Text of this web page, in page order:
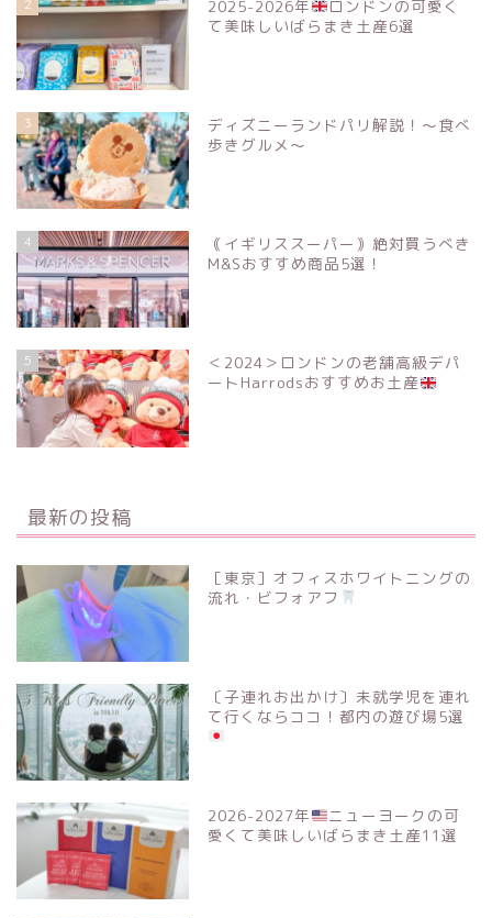
2 2025-2026年
ロンドンの可愛く
て美味しいばらまき土産6選
3
ディズニーランドパリ解説！〜食べ
歩きグルメ〜
4
｟イギリススーパー｠絶対買うべき
M&Sおすすめ商品5選！
5
＜2024＞ロンドンの老舗高級デパ
ートHarrodsおすすめお土産
最新の投稿
［東京］オフィスホワイトニングの
流れ・ビフォアフ
〔子連れお出かけ〕未就学児を連れ
て行くならココ！都内の遊び場5選
2026-2027年
ニューヨークの可
愛くて美味しいばらまき土産11選